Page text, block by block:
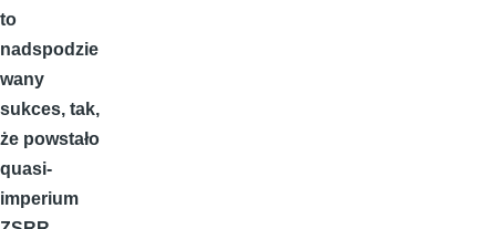
to
nadspodzie
wany
sukces, tak,
że powstało
quasi-
imperium